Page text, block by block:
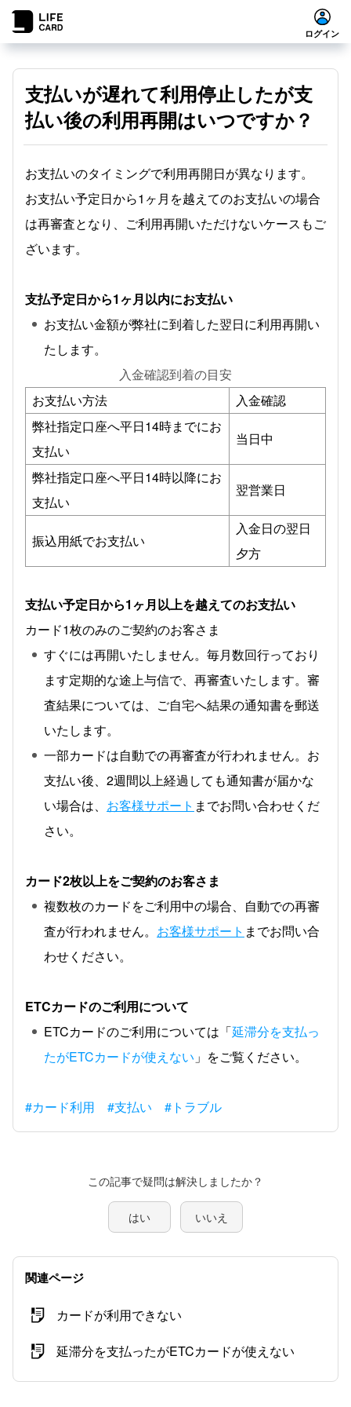
ログイン
支払いが遅れて利用停止したが支
払い後の利用再開はいつですか？
お支払いのタイミングで利用再開日が異なります。
お支払い予定日から1ヶ月を越えてのお支払いの場合
は再審査となり、ご利用再開いただけないケースもご
ざいます。
支払予定日から1ヶ月以内にお支払い
お支払い金額が弊社に到着した翌日に利用再開い
たします。
入金確認到着の目安
お支払い方法
入金確認
弊社指定口座へ平日14時までにお
支払い
当日中
弊社指定口座へ平日14時以降にお
支払い
翌営業日
振込用紙でお支払い
入金日の翌日
夕方
支払い予定日から1ヶ月以上を越えてのお支払い
カード1枚のみのご契約のお客さま
すぐには再開いたしません。毎月数回行っており
ます定期的な途上与信で、再審査いたします。審
査結果については、ご自宅へ結果の通知書を郵送
いたします。
一部カードは自動での再審査が行われません。お
支払い後、2週間以上経過しても通知書が届かな
い場合は、 お客様サポート までお問い合わせくだ
さい。
カード2枚以上をご契約のお客さま
複数枚のカードをご利用中の場合、自動での再審
査が行われません。 お客様サポート までお問い合
わせください。
ETCカードのご利用について
ETCカードのご利用については「延滞分を支払っ
たがETCカードが使えない 」をご覧ください。
#カード利用 #支払い #トラブル
この記事で疑問は解決しましたか？
はい いいえ
関連ページ
カードが利用できない
延滞分を支払ったがETCカードが使えない